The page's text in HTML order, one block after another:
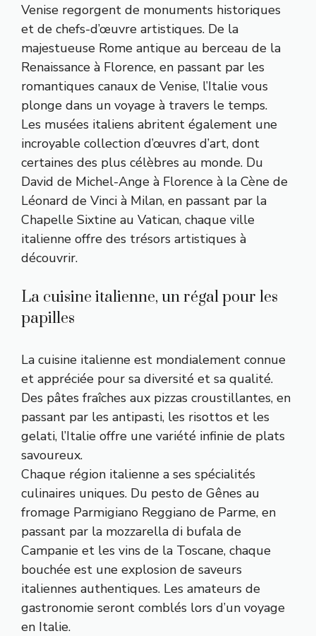
Venise regorgent de monuments historiques
et de chefs-d’œuvre artistiques. De la
majestueuse Rome antique au berceau de la
Renaissance à Florence, en passant par les
romantiques canaux de Venise, l’Italie vous
plonge dans un voyage à travers le temps.
Les musées italiens abritent également une
incroyable collection d’œuvres d’art, dont
certaines des plus célèbres au monde. Du
David de Michel-Ange à Florence à la Cène de
Léonard de Vinci à Milan, en passant par la
Chapelle Sixtine au Vatican, chaque ville
italienne offre des trésors artistiques à
découvrir.
La cuisine italienne, un régal pour les
papilles
La cuisine italienne est mondialement connue
et appréciée pour sa diversité et sa qualité.
Des pâtes fraîches aux pizzas croustillantes, en
passant par les antipasti, les risottos et les
gelati, l’Italie offre une variété infinie de plats
savoureux.
Chaque région italienne a ses spécialités
culinaires uniques. Du pesto de Gênes au
fromage Parmigiano Reggiano de Parme, en
passant par la mozzarella di bufala de
Campanie et les vins de la Toscane, chaque
bouchée est une explosion de saveurs
italiennes authentiques. Les amateurs de
gastronomie seront comblés lors d’un voyage
en Italie.